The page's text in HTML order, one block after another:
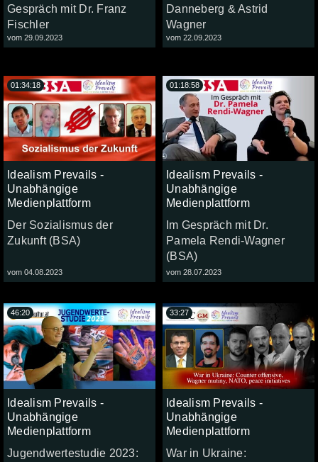
Gespräch mit Dr. Franz
Fischler
vom 29.09.2023
Danneberg & Astrid
Wagner
vom 22.09.2023
Idealism Prevails -
Unabhängige
Medienplattform
Der Sozialismus der
Zukunft (BSA)
vom 04.08.2023
01:34:18
Idealism Prevails -
Unabhängige
Medienplattform
Im Gespräch mit Dr.
Pamela Rendi-Wagner
(BSA)
vom 28.07.2023
01:18:58
Idealism Prevails -
Unabhängige
Medienplattform
Jugendwertestudie 2023:
46:20
Idealism Prevails -
Unabhängige
Medienplattform
War in Ukraine:
33:27